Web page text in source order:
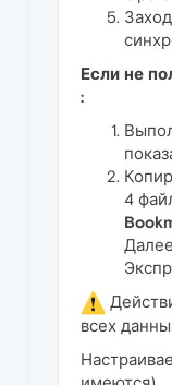
Если не
:
4
всех